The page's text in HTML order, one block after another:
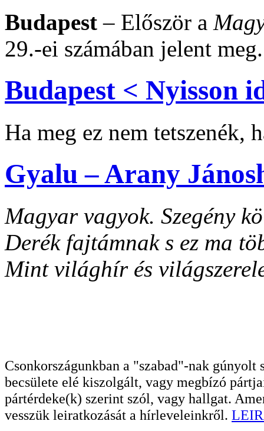
Budapest – Először a
29.-ei számában jelent meg.
Budapest < Nyisson
Ha meg ez nem tetszenék,
Gyalu – Arany
Magyar vagyok. Szegény
Derék fajtámnak s ez ma
Mint világhír és
Csonkországunkban a "szabad"-nak
becsülete elé kiszolgált, vagy megbízó
pártérdeke(k) szerint szól, vagy hallgat.
vesszük leiratkozását a hírleveleinkről.